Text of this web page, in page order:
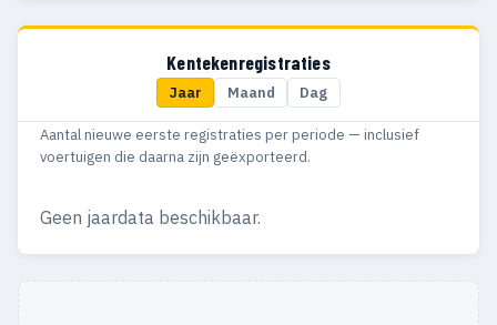
Kentekenregistraties
Jaar Maand Dag
Aantal nieuwe eerste registraties per periode — inclusief
voertuigen die daarna zijn geëxporteerd.
Geen jaardata beschikbaar.